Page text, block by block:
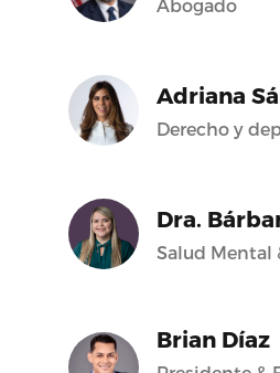
Abogado
Adriana
Derecho y
Dra.
Salud Mental
Brian Díaz